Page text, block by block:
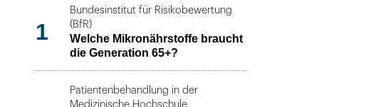
1
Bundesinstitut für Risikobewertung
(BfR)
Welche Mikronährstoffe braucht
die Generation 65+?
Patientenbehandlung in der
Medizinische Hochschule